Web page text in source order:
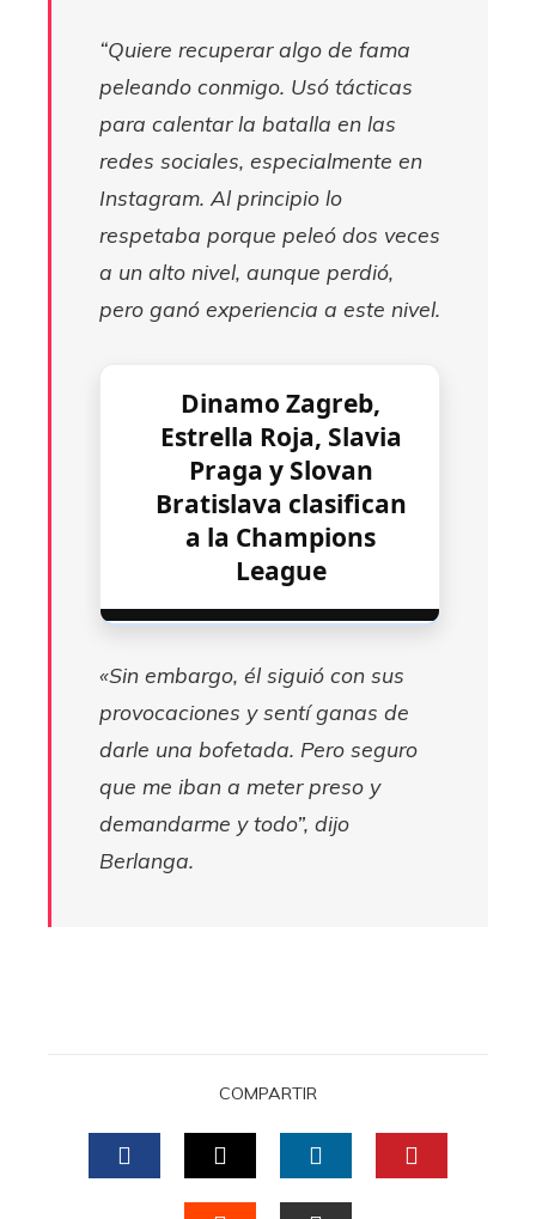
“Quiere recuperar algo de fama
peleando conmigo. Usó tácticas
para calentar la batalla en las
redes sociales, especialmente en
Instagram. Al principio lo
respetaba porque peleó dos veces
a un alto nivel, aunque perdió,
pero ganó experiencia a este nivel.
Dinamo Zagreb,
Estrella Roja, Slavia
Praga y Slovan
Bratislava clasifican
a la Champions
League
«Sin embargo, él siguió con sus
provocaciones y sentí ganas de
darle una bofetada. Pero seguro
que me iban a meter preso y
demandarme y todo”, dijo
Berlanga.
COMPARTIR
FACEBOOKTWITTERLINKEDIN